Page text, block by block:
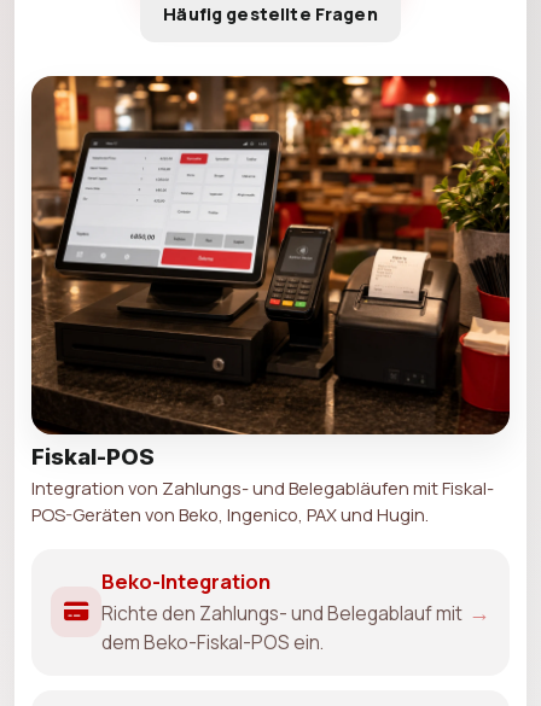
Häufig gestellte Fragen
Fiskal-POS
Integration von Zahlungs- und Belegabläufen mit Fiskal-
POS-Geräten von Beko, Ingenico, PAX und Hugin.
Beko-Integration
Richte den Zahlungs- und Belegablauf mit
dem Beko-Fiskal-POS ein.
→